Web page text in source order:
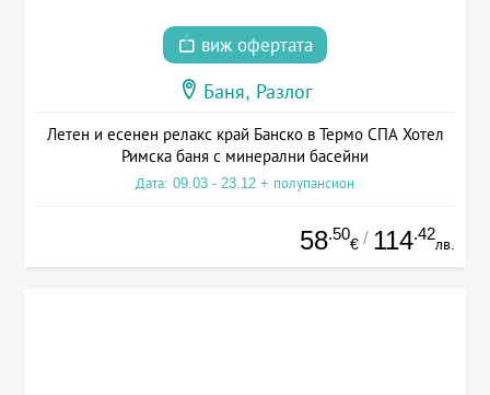
виж офертата
Баня, Разлог
Летен и есенен релакс край Банско в Термо СПА Хотел
Римска баня с минерални басейни
Дата: 09.03 - 23.12 + полупансион
58.50
€ / 114.42
лв.